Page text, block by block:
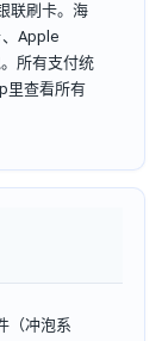
联刷卡。海
Apple
所有支付统
里查看所有
（冲泡系